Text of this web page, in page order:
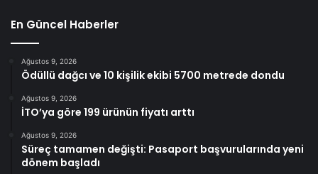
En Güncel Haberler
Ağustos 9, 2026
Ödüllü dağcı ve 10 kişilik ekibi 5700 metrede dondu
Ağustos 9, 2026
İTO’ya göre 199 ürünün fiyatı arttı
Ağustos 9, 2026
Süreç tamamen değişti: Pasaport başvurularında yeni
dönem başladı